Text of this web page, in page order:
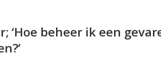
‘Hoe beheer ik een